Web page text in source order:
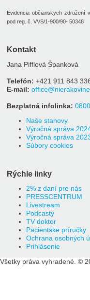
Evidencia občianskych združení
pod reg. č. VVS/1-900/90- 50348
Kontakt
Jana Pifflová Španková
Telefón: +421 911 843
E-mail:
Bezplatná infolinka:
Naše stanovy
Výročná správa
Výročná správa
Súbory cookies
Rýchle linky
2% z daní pre nás
PRESSCENTRUM
Livestream
Podcasty
TV doktor
Pacientske príručky
Ochrana osobných
Prihlásenie
Všetky práva vyhradené. ©